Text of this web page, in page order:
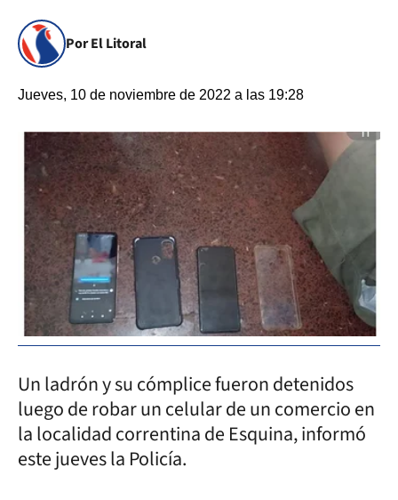
Por El Litoral
Jueves, 10 de noviembre de 2022 a las 19:28
Un ladrón y su cómplice fueron detenidos
luego de robar un celular de un comercio en
la localidad correntina de Esquina, informó
este jueves la Policía.